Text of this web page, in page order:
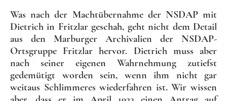
Was nach der Machtübernahme der NSDAP mit
Dietrich in Fritzlar geschah, geht nicht dem Detail
aus den Marburger Archivalien der NSDAP-
Ortsgruppe Fritzlar hervor. Dietrich muss aber
nach seiner eigenen Wahrnehmung zutiefst
gedemütigt worden sein, wenn ihm nicht gar
weitaus Schlimmeres wiederfahren ist. Wir wissen